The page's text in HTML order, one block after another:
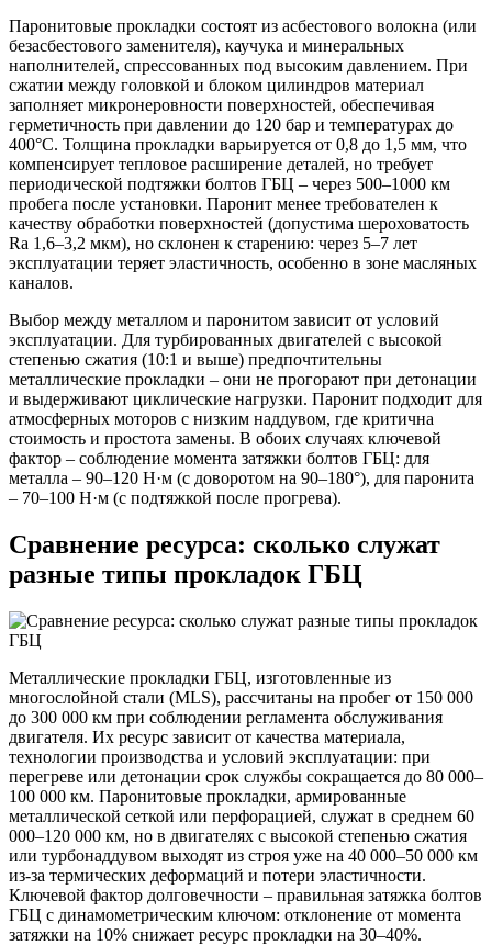
Паронитовые прокладки состоят из асбестового волокна (или
безасбестового заменителя), каучука и минеральных
наполнителей, спрессованных под высоким давлением. При
сжатии между головкой и блоком цилиндров материал
заполняет микронеровности поверхностей, обеспечивая
герметичность при давлении до 120 бар и температурах до
400°C. Толщина прокладки варьируется от 0,8 до 1,5 мм, что
компенсирует тепловое расширение деталей, но требует
периодической подтяжки болтов ГБЦ – через 500–1000 км
пробега после установки. Паронит менее требователен к
качеству обработки поверхностей (допустима шероховатость
Ra 1,6–3,2 мкм), но склонен к старению: через 5–7 лет
эксплуатации теряет эластичность, особенно в зоне масляных
каналов.
Выбор между металлом и паронитом зависит от условий
эксплуатации. Для турбированных двигателей с высокой
степенью сжатия (10:1 и выше) предпочтительны
металлические прокладки – они не прогорают при детонации
и выдерживают циклические нагрузки. Паронит подходит для
атмосферных моторов с низким наддувом, где критична
стоимость и простота замены. В обоих случаях ключевой
фактор – соблюдение момента затяжки болтов ГБЦ: для
металла – 90–120 Н·м (с доворотом на 90–180°), для паронита
– 70–100 Н·м (с подтяжкой после прогрева).
Сравнение ресурса: сколько служат
разные типы прокладок ГБЦ
Металлические прокладки ГБЦ, изготовленные из
многослойной стали (MLS), рассчитаны на пробег от 150 000
до 300 000 км при соблюдении регламента обслуживания
двигателя. Их ресурс зависит от качества материала,
технологии производства и условий эксплуатации: при
перегреве или детонации срок службы сокращается до 80 000–
100 000 км. Паронитовые прокладки, армированные
металлической сеткой или перфорацией, служат в среднем 60
000–120 000 км, но в двигателях с высокой степенью сжатия
или турбонаддувом выходят из строя уже на 40 000–50 000 км
из-за термических деформаций и потери эластичности.
Ключевой фактор долговечности – правильная затяжка болтов
ГБЦ с динамометрическим ключом: отклонение от момента
затяжки на 10% снижает ресурс прокладки на 30–40%.